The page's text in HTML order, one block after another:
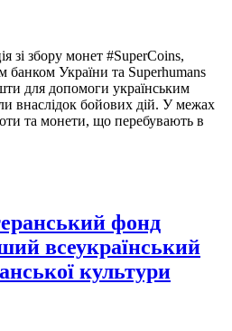
зі збору монет #SuperCoins,
банком України та Superhumans
для допомоги українським
внаслідок бойових дій. У межах
та монети, що перебувають в
фонд
всеукраїнський
культури